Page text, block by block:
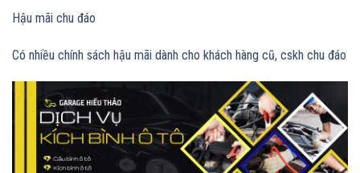
Hậu mãi chu đáo
Có nhiều chính sách hậu mãi dành cho khách hàng cũ, cskh chu đáo